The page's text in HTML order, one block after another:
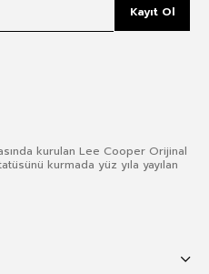
Kayıt Ol
kurulan Lee Cooper Orijinal
kurmada yüz yıla yayılan